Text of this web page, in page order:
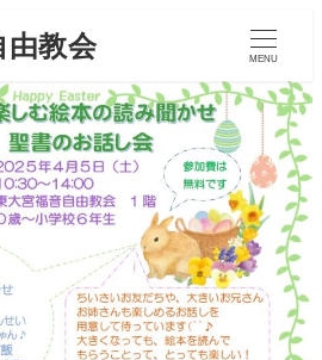
由教会 MENU